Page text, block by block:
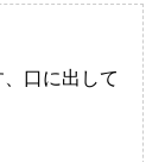
口に出して